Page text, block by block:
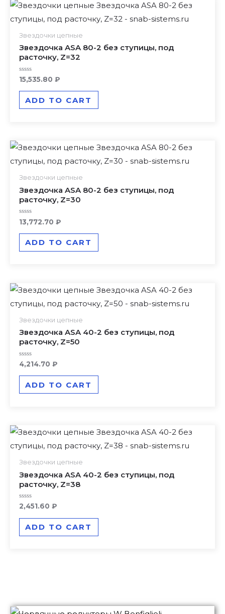
Звездочки цепные
Звездочка ASA 80-2 без ступицы, под
расточку, Z=32
Rated
out
15,535.80 ₽
ADD TO CART
Звездочки цепные
Звездочка ASA 80-2 без ступицы, под
расточку, Z=30
Rated
0
out
13,772.70 ₽
ADD TO CART
Звездочки цепные
Звездочка ASA 40-2 без ступицы, под
расточку, Z=50
Rated
out
4,214.70 ₽
ADD TO CART
Звездочки цепные
Звездочка ASA 40-2 без ступицы, под
расточку, Z=38
Rated
out
2,451.60 ₽
ADD TO CART